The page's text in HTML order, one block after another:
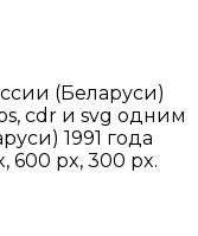
(Беларуси)
cdr и svg одним
1991 года
600 px, 300 px.